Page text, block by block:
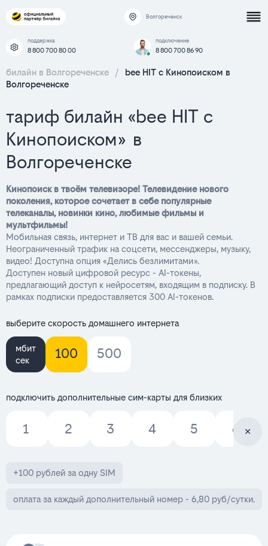
Волгореченск
поддержка
8 800 700 80 00
подключение
8 800 700 86 90
билайн в Волгореченске /
bee HIT с Кинопоиском в
Волгореченске
тариф билайн «bee HIT с
Кинопоиском» в
Волгореченске
Кинопоиск в твоём телевизоре! Телевидение нового
поколения, которое сочетает в себе популярные
телеканалы, новинки кино, любимые фильмы и
мультфильмы!
Мобильная связь, интернет и ТВ для вас и вашей семьи.
Неограниченный трафик на соцсети, мессенджеры, музыку,
видео! Доступна опция «Делись безлимитами».
Доступен новый цифровой ресурс - AI-токены,
предлагающий доступ к нейросетям, входящим в подписку. В
рамках подписки предоставляется 300 AI-токенов.
выберите скорость домашнего интернета
мбит
сек
100 500
подключить дополнительные сим-карты для близких
1 2 3 4 5 6
+100 рублей за одну SIM
оплата за каждый дополнительный номер - 6,80 руб/сутки.